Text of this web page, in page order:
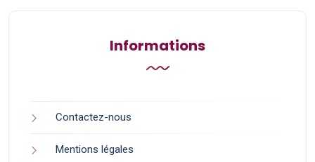
Informations
Contactez-nous
Mentions légales